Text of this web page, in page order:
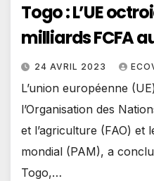
Togo : L’UE
milliards FCFA
24 AVRIL 2023
L’union européenne
l’Organisation des
et l’agriculture (FAO) et
mondial (PAM), a
Togo,…